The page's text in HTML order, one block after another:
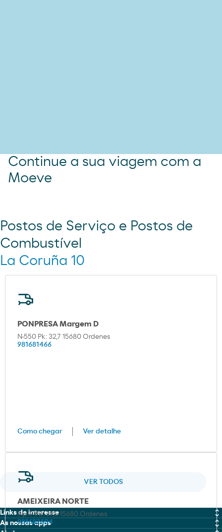
Continue a sua viagem com a
Moeve
Postos de Serviço e Postos de
Combustível
La Coruña 10
VER TODOS
PONPRESA Margem D
N-550 Pk: 32,7 15680 Ordenes
981681466
Como chegar Ver detalhe
AMEIXEIRA NORTE
Ap-9 Pk: 39,5 15680 Ordenes
981682604
Links de interesse
MOEVE PRO
As nossas apps